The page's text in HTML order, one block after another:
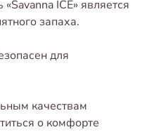
ICE» является
запаха.
для
качествам
о комфорте